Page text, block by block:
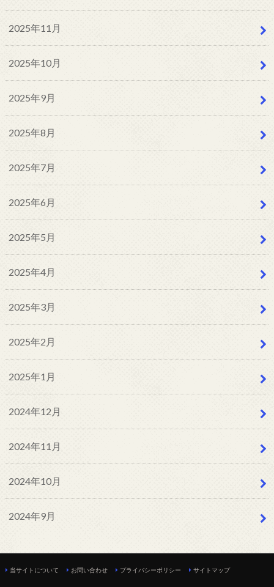
2025年11月
2025年10月
2025年9月
2025年8月
2025年7月
2025年6月
2025年5月
2025年4月
2025年3月
2025年2月
2025年1月
2024年12月
2024年11月
2024年10月
2024年9月
当サイトについて お問い合わせ プライバシーポリシー サイトマップ